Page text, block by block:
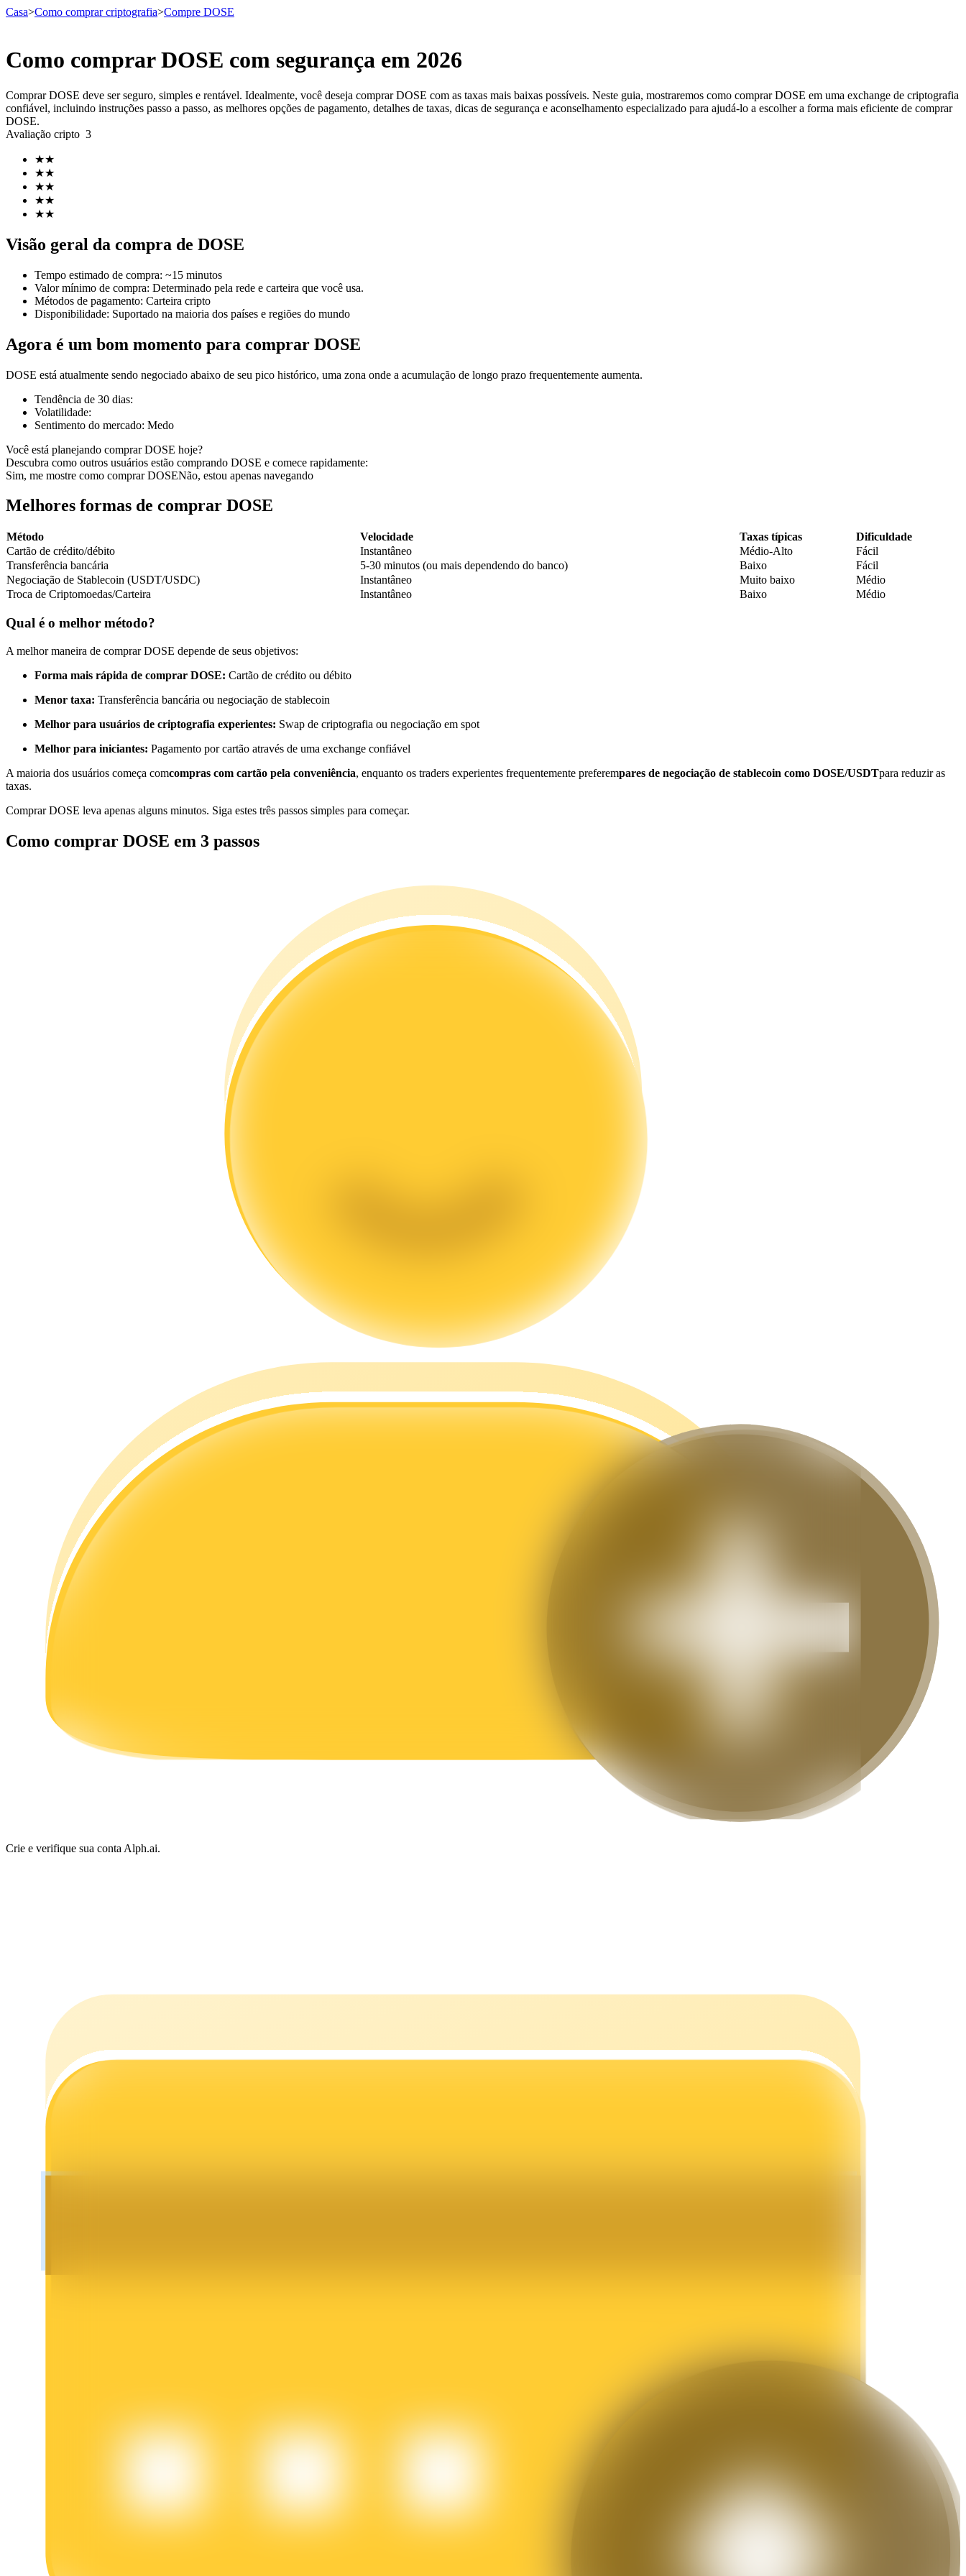
Futuros
Futuros de USDT
Futuros usando USDT como garantia
Futuros de criptomoeda
TradFi
Futuros usando USDC como garantia
Copiar Trading
Desfrute da partilha de lucros e comissões de copy trading
Análise de big data, incluindo informações comerciais, etc.
Estratégias de negociação
Aprenda como se manter lucrativo
Launchpool
Casa>Como comprar criptografia>Compre DOSE
Como comprar DOSE com segurança em 2026
Comprar DOSE deve ser seguro, simples e rentável. Idealmente, você deseja comprar DOSE com as taxas mais baixas possíveis. Neste guia, mostraremos como comprar DOSE em uma exchange de criptografia
confiável, incluindo instruções passo a passo, as melhores opções de pagamento, detalhes de taxas, dicas de segurança e aconselhamento especializado para ajudá-lo a escolher a forma mais eficiente de comprar
DOSE.
Avaliação cripto 3
★★
★★
★★
★★
★★
Visão geral da compra de DOSE
Tempo estimado de compra: ~15 minutos
Valor mínimo de compra: Determinado pela rede e carteira que você usa.
Métodos de pagamento: Carteira cripto
Disponibilidade: Suportado na maioria dos países e regiões do mundo
Agora é um bom momento para comprar DOSE
DOSE está atualmente sendo negociado abaixo de seu pico histórico, uma zona onde a acumulação de longo prazo frequentemente aumenta.
Tendência de 30 dias:
Volatilidade:
Sentimento do mercado: Medo
Você está planejando comprar DOSE hoje?
Descubra como outros usuários estão comprando DOSE e comece rapidamente:
Sim, me mostre como comprar DOSENão, estou apenas navegando
Melhores formas de comprar DOSE
Método Velocidade Taxas típicas
Dificuldade
Cartão de crédito/débito
Instantâneo Médio-Alto
Fácil
Transferência bancária
5-30 minutos (ou mais dependendo do banco) Baixo
Fácil
Negociação de Stablecoin (USDT/USDC)
Instantâneo Muito baixo
Médio
Troca de Criptomoedas/Carteira
Instantâneo Baixo Médio
Qual é o melhor método?
A melhor maneira de comprar DOSE depende de seus objetivos:
Forma mais rápida de comprar DOSE: Cartão de crédito ou débito
Menor taxa: Transferência bancária ou negociação de stablecoin
Melhor para usuários de criptografia experientes: Swap de criptografia ou negociação em spot
Melhor para iniciantes: Pagamento por cartão através de uma exchange confiável
A maioria dos usuários começa comcompras com cartão pela conveniência, enquanto os traders experientes frequentemente preferempares de negociação de stablecoin como DOSE/USDTpara reduzir as
taxas.
Comprar DOSE leva apenas alguns minutos. Siga estes três passos simples para começar.
Como comprar DOSE em 3 passos
Crie e verifique sua conta Alph.ai.